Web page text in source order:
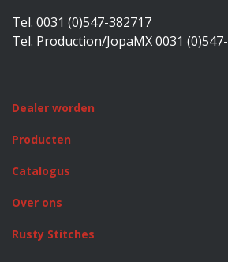
Tel. 0031 (0)547-382717
Tel. Production/JopaMX 0031
Dealer worden
Producten
Catalogus
Over ons
Rusty Stitches